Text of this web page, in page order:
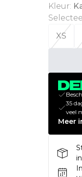
Kleur:
XS
35
veel
Meer